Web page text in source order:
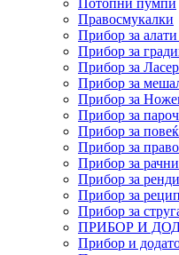
Правосмукалки
Прибор за
Прибор за
Прибор за
Прибор за
Прибор за
Прибор за
Прибор за
Прибор за
Прибор за
Прибор за
Прибор за
Прибор за
ПРИБОР И
Прибор и